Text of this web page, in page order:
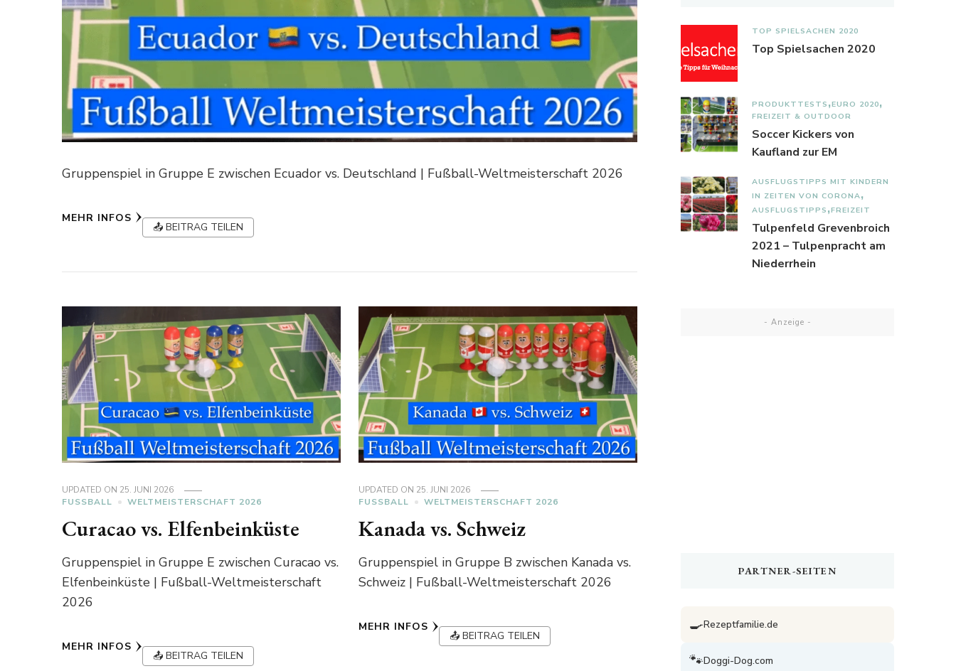
Gruppenspiel in Gruppe E zwischen Ecuador vs. Deutschland | Fußball-Weltmeisterschaft 2026
MEHR INFOS
📤 BEITRAG TEILEN
UPDATED ON 25. JUNI 2026
FUSSBALL
WELTMEISTERSCHAFT 2026
Curacao vs. Elfenbeinküste
Gruppenspiel in Gruppe E zwischen Curacao vs.
Elfenbeinküste | Fußball-Weltmeisterschaft
2026
MEHR INFOS
📤 BEITRAG TEILEN
UPDATED ON 25. JUNI 2026
FUSSBALL
WELTMEISTERSCHAFT 2026
Kanada vs. Schweiz
Gruppenspiel in Gruppe B zwischen Kanada vs.
Schweiz | Fußball-Weltmeisterschaft 2026
MEHR INFOS
📤 BEITRAG TEILEN
TOP SPIELSACHEN 2020
Top Spielsachen 2020
PRODUKTTESTS EURO 2020
FREIZEIT & OUTDOOR
Soccer Kickers von
Kaufland zur EM
AUSFLUGSTIPPS MIT KINDERN
IN ZEITEN VON CORONA
AUSFLUGSTIPPS FREIZEIT
Tulpenfeld Grevenbroich
2021 – Tulpenpracht am
Niederrhein
- Anzeige -
PARTNER-SEITEN
🍳Rezeptfamilie.de
🐾Doggi-Dog.com